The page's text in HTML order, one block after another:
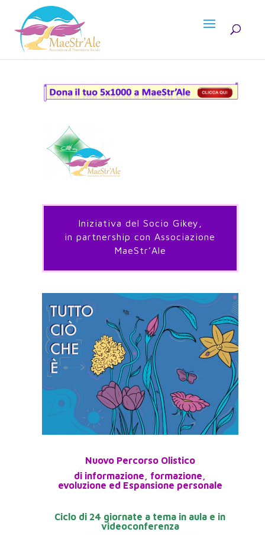
Iniziativa del Socio Gikey,
in partnership con Associazione
MaeStr’Ale
Nuovo Percorso Olistico
di informazione, formazione,
evoluzione ed Espansione personale
Ciclo di 24 giornate a tema in aula e in
videoconferenza